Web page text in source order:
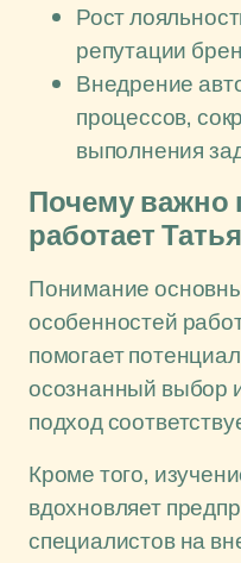
Рост
репутации
Внедрение
процессов,
выполнения
Почему важно
работает
Понимание
особенностей
помогает
осознанный выбор
подход
Кроме того,
вдохновляет
специалистов на